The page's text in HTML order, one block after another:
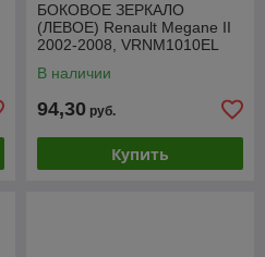
БОКОВОЕ ЗЕРКАЛО
(ЛЕВОЕ) Renault Megane II
2002-2008, VRNM1010EL
В наличии
94,30 руб.
Купить